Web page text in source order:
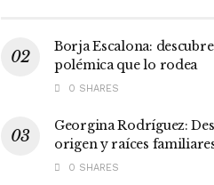
Borja Escalona:
polémica que lo rodea
0 SHARES
Georgina Rodríguez:
origen y raíces
0 SHARES